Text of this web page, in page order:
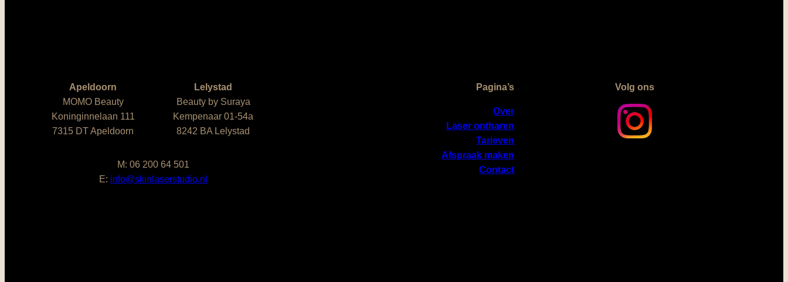
Apeldoorn
MOMO Beauty
Koninginnelaan 111
7315 DT Apeldoorn
Lelystad
Beauty by Suraya
Kempenaar 01-54a
8242 BA Lelystad
M: 06 200 64 501
E: info@skinlaserstudio.nl
Pagina’s
Over
Laser ontharen
Tarieven
Afspraak maken
Contact
Volg ons